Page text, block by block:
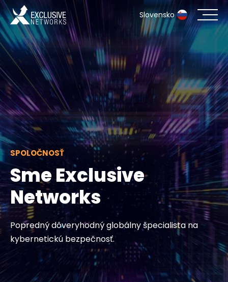
Slovensko
Kybernetická bezpečnosť
Ekosystém
Zdroje
Spoločnosť
Kontakt
#weareexclusive
SPOLOČNOSŤ
Sme Exclusive
Networks
Popredný dôveryhodný globálny špecialista na
kybernetickú bezpečnosť.